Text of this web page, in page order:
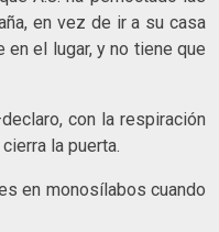
en vez de ir a su casa
el lugar, y no tiene que
con la respiración
la puerta.
monosílabos cuando